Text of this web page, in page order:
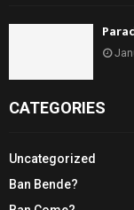
CATEGORIES
Uncategorized
Ban Bende?